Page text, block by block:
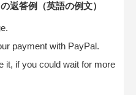
返答例（英語の例文）
payment with PayPal.
it, if you could wait for more